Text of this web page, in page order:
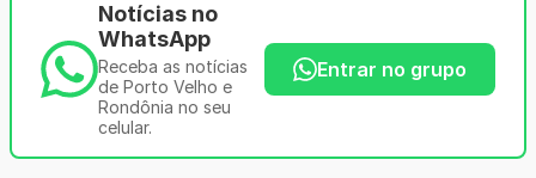
Notícias no
WhatsApp
Receba as notícias
de Porto Velho e
Rondônia no seu
celular.
Entrar no grupo